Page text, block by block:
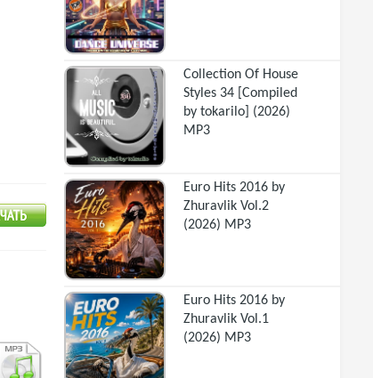
Collection Of House
Styles 34 [Compiled
by tokarilo] (2026)
MP3
Euro Hits 2016 by
Zhuravlik Vol.2
(2026) MP3
Euro Hits 2016 by
Zhuravlik Vol.1
(2026) MP3